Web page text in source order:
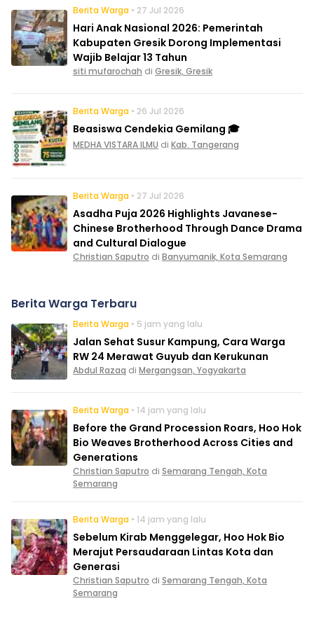
Berita Warga • 27 Jul 2026
Hari Anak Nasional 2026: Pemerintah
Kabupaten Gresik Dorong Implementasi
Wajib Belajar 13 Tahun
siti mufarochah di Gresik, Gresik
Berita Warga • 26 Jul 2026
Beasiswa Cendekia Gemilang 🎓
MEDHA VISTARA ILMU di Kab. Tangerang
Berita Warga • 27 Jul 2026
Asadha Puja 2026 Highlights Javanese-
Chinese Brotherhood Through Dance Drama
and Cultural Dialogue
Christian Saputro di Banyumanik, Kota Semarang
Berita Warga Terbaru
Berita Warga • 5 jam yang lalu
Jalan Sehat Susur Kampung, Cara Warga
RW 24 Merawat Guyub dan Kerukunan
Abdul Razaq di Mergangsan, Yogyakarta
Berita Warga • 14 jam yang lalu
Before the Grand Procession Roars, Hoo Hok
Bio Weaves Brotherhood Across Cities and
Generations
Christian Saputro di Semarang Tengah, Kota
Semarang
Berita Warga • 14 jam yang lalu
Sebelum Kirab Menggelegar, Hoo Hok Bio
Merajut Persaudaraan Lintas Kota dan
Generasi
Christian Saputro di Semarang Tengah, Kota
Semarang